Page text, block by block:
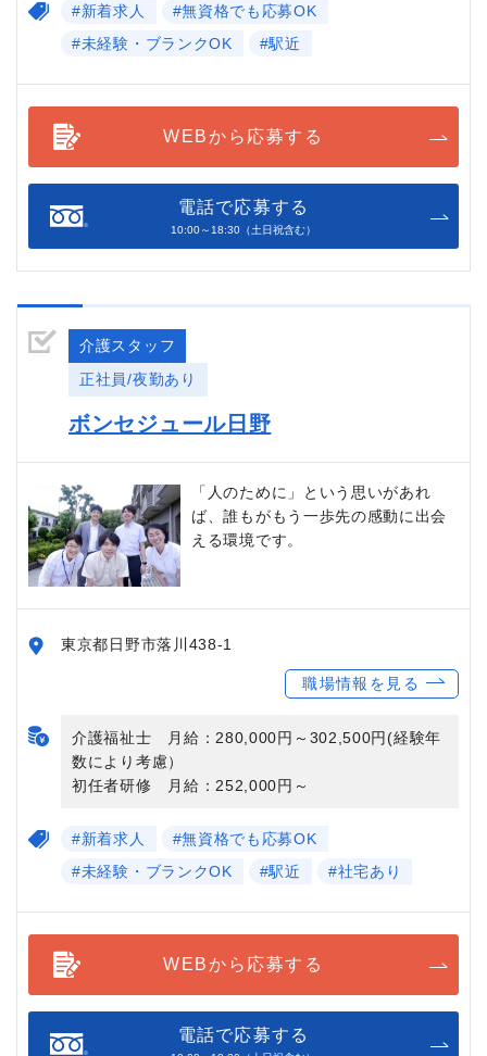
#新着求人
#無資格でも応募OK
#未経験・ブランクOK
#駅近
WEBから応募する
電話で応募する
10:00～18:30（土日祝含む）
介護スタッフ
正社員/夜勤あり
ボンセジュール日野
「人のために」という思いがあれ
ば、誰もがもう一歩先の感動に出会
える環境です。
東京都日野市落川438-1
職場情報を見る
介護福祉士 月給：280,000円～302,500円(経験年
数により考慮）
初任者研修 月給：252,000円～
#新着求人
#無資格でも応募OK
#未経験・ブランクOK
#駅近 #社宅あり
WEBから応募する
電話で応募する